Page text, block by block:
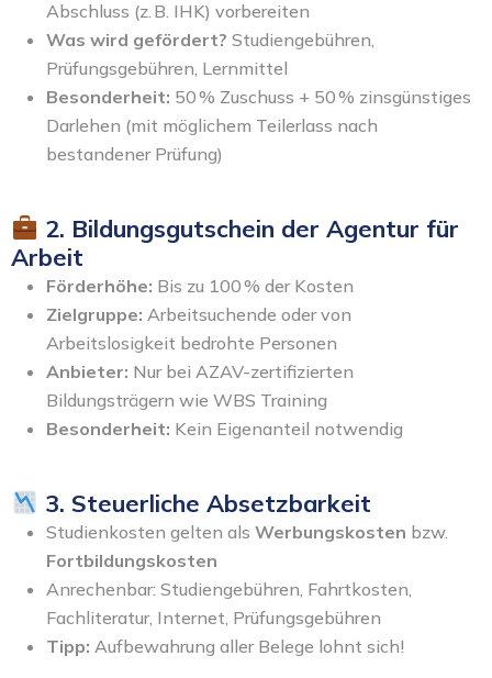
Abschluss (z. B. IHK) vorbereiten
Was wird gefördert? Studiengebühren,
Prüfungsgebühren, Lernmittel
Besonderheit: 50 % Zuschuss + 50 % zinsgünstiges
Darlehen (mit möglichem Teilerlass nach
bestandener Prüfung)
2. Bildungsgutschein der Agentur für
Arbeit
Förderhöhe: Bis zu 100 % der Kosten
Zielgruppe: Arbeitsuchende oder von
Arbeitslosigkeit bedrohte Personen
Anbieter: Nur bei AZAV-zertifizierten
Bildungsträgern wie WBS Training
Besonderheit: Kein Eigenanteil notwendig
3. Steuerliche Absetzbarkeit
Studienkosten gelten als Werbungskosten bzw.
Fortbildungskosten
Anrechenbar: Studiengebühren, Fahrtkosten,
Fachliteratur, Internet, Prüfungsgebühren
Tipp: Aufbewahrung aller Belege lohnt sich!